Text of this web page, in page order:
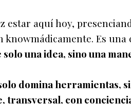
estar aquí hoy,
knowmádicamente. Es
una idea, sino una
domina herramientas,
transversal, con